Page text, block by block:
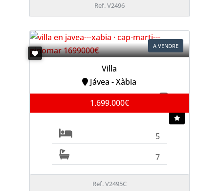
Ref. V2496
A VENDRE
Villa
Jávea - Xàbia
1.699.000€
5
7
Ref. V2495C